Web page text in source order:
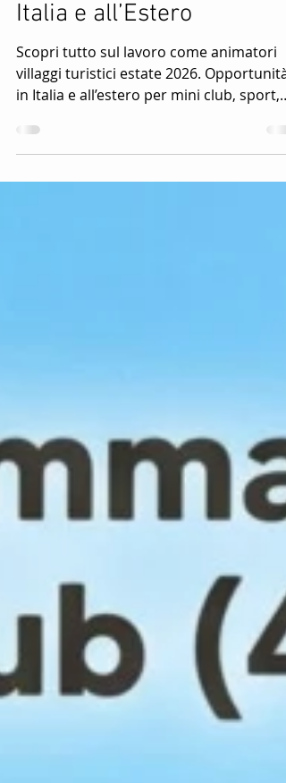
Lavoro Estate 2026 in
Italia e all’Estero
Scopri tutto sul lavoro come animatori
in Italia e all’estero per mini club, sport,
fitness, spettacolo e intrattenimento
turistico. Selezioni aperte per nuove